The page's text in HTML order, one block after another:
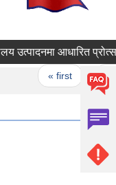
आधारित
« first ‹